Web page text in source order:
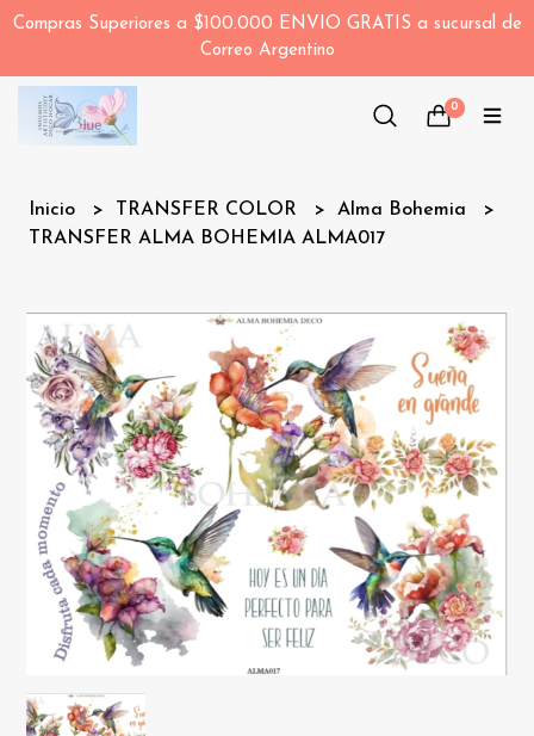
Compras Superiores a $100.000 ENVIO GRATIS a sucursal de
Correo Argentino
0
Inicio TRANSFER COLOR
Alma Bohemia
TRANSFER ALMA BOHEMIA ALMA017